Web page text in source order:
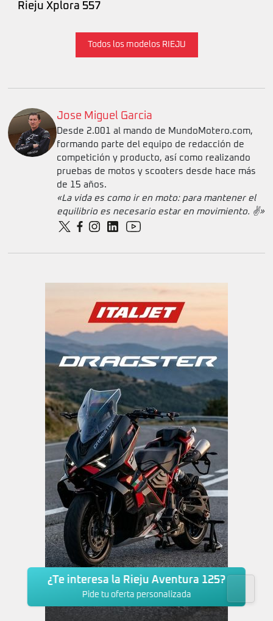
Rieju Xplora 557
Todos los modelos RIEJU
Jose Miguel Garcia
Desde 2.001 al mando de MundoMotero.com,
formando parte del equipo de redacción de
competición y producto, así como realizando
pruebas de motos y scooters desde hace más
de 15 años.
«La vida es como ir en moto: para mantener el
equilibrio es necesario estar en movimiento. ✌️»
¿Te interesa la Rieju Aventura 125?
Pide tu oferta personalizada